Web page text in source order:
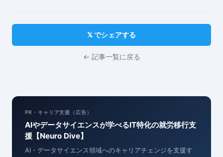
𝕏 でシェアする
← 記事一覧に戻る
PR・キャリア支援（広告）
AIやデータサイエンスが学べるIT特化の就労移行支
援【Neuro Dive】
AI・データサイエンス領域へのキャリアチェンジを支援す